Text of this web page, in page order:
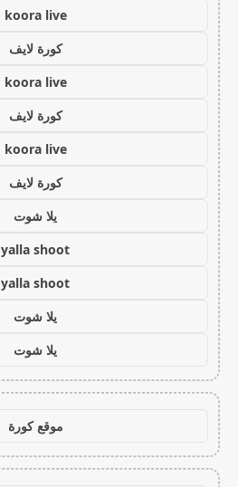
koora live
كورة لايف
koora live
كورة لايف
koora live
كورة لايف
يلا شوت
yalla shoot
yalla shoot
يلا شوت
يلا شوت
موقع كورة